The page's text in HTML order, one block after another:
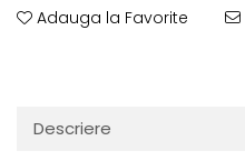
Adauga la Favorite
Descriere